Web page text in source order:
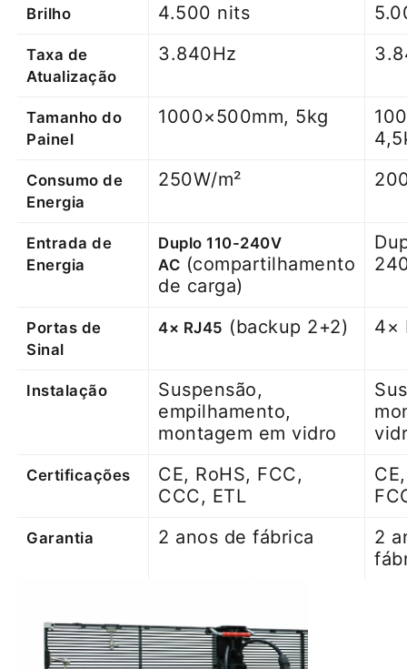
Brilho 4.500 nits
Taxa de
Atualização
3.840Hz
Tamanho do
Painel
1000×500mm, 5kg
Consumo de
Energia
250W/m²
Entrada de
Energia
Duplo 110-240V
AC (compartilhamento
de carga)
Portas de
Sinal
4× RJ45 (backup 2+2) 4×
Instalação
Suspensão,
empilhamento,
montagem em vidro
Certificações
CE, RoHS, FCC,
CCC, ETL
Garantia 2 anos de fábrica
2